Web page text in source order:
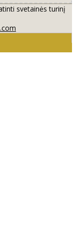
svetainės turinį